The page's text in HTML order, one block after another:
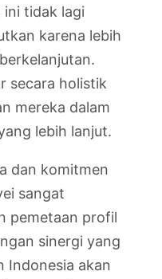
ini tidak lagi
karena lebih
secara holistik
mereka dalam
lebih lanjut.
dan komitmen
sangat
pemetaan profil
sinergi yang
Indonesia akan